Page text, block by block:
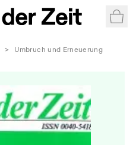
> Umbruch und Erneuerung